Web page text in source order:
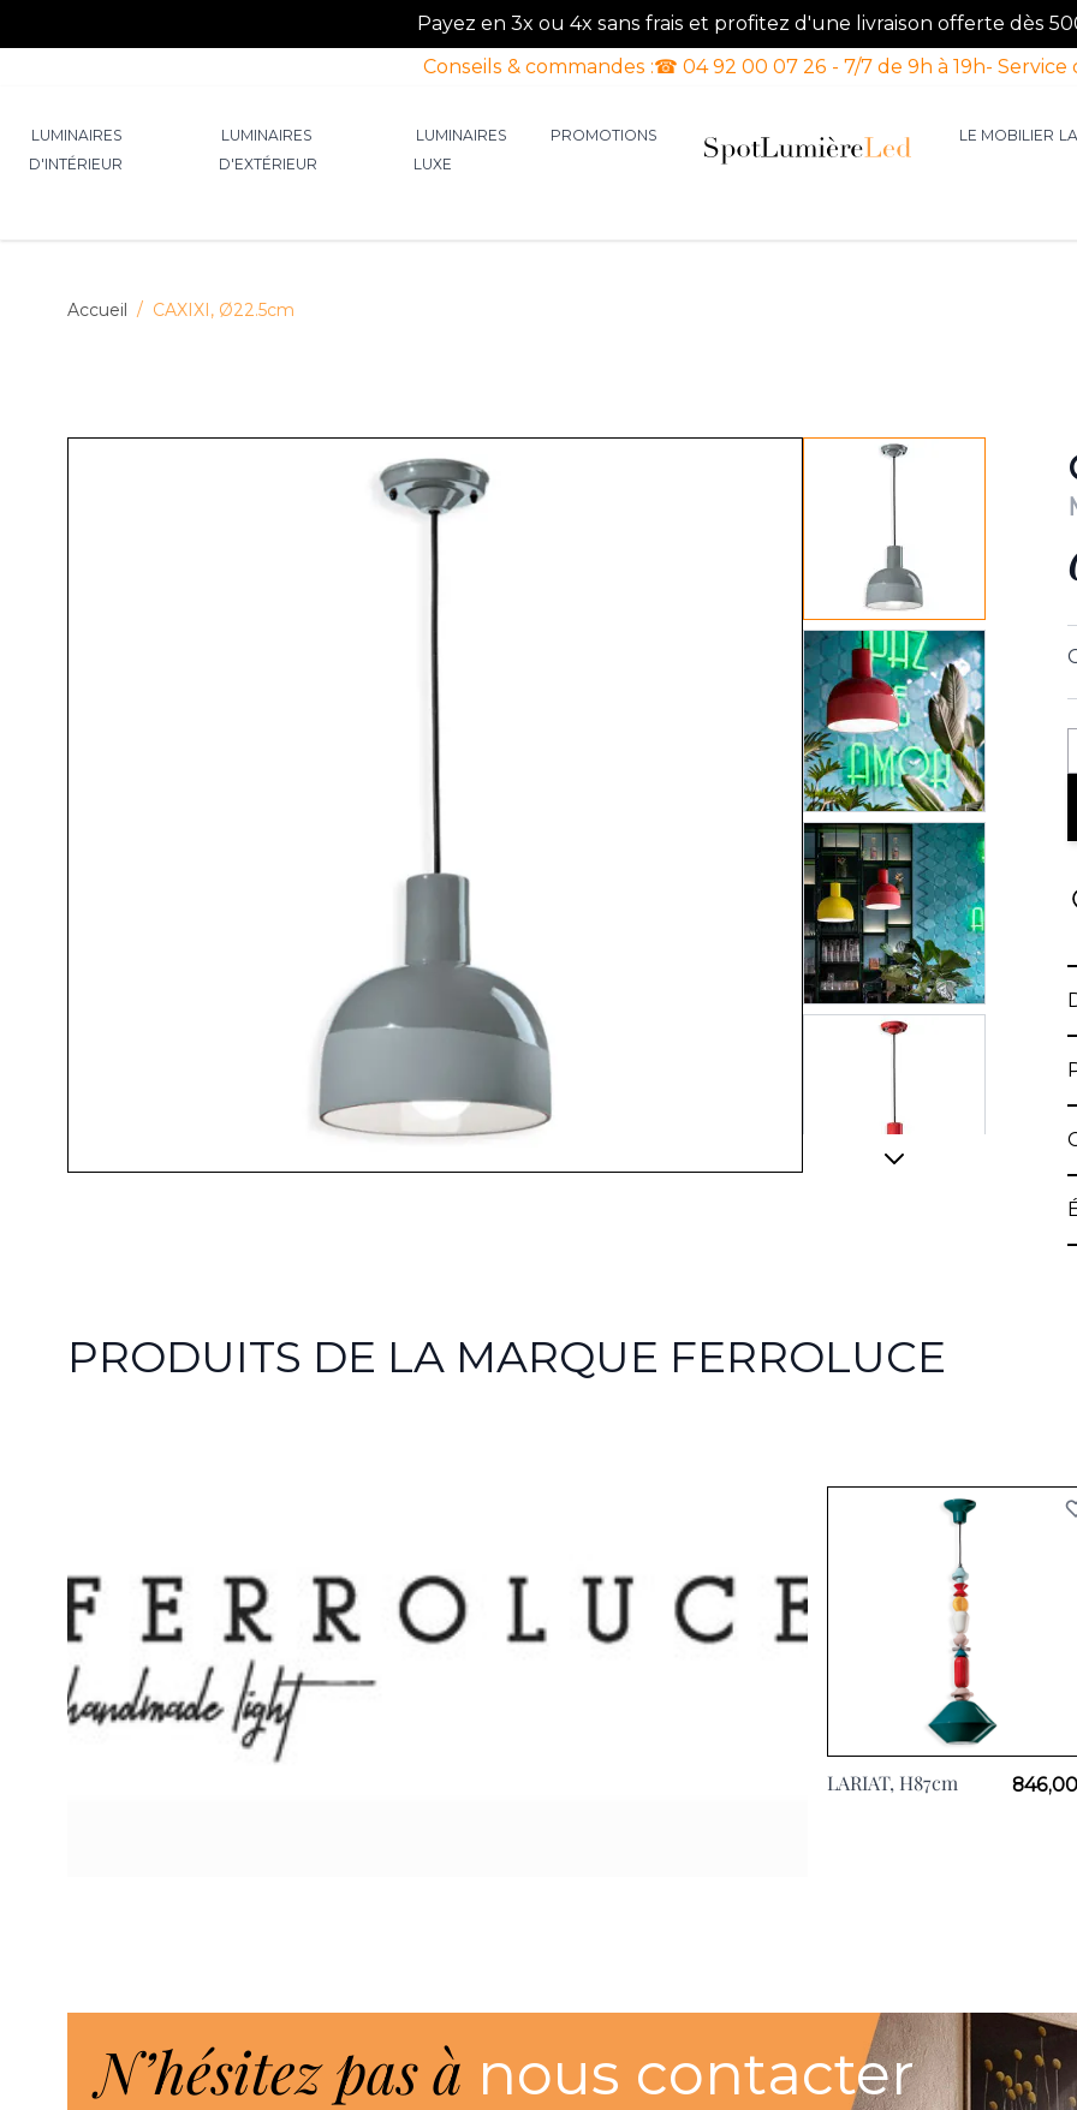
Payez en 3x ou 4x sans frais et profitez d'une livraison offerte dès
Conseils & commandes :☎ 04 92 00 07 26 - 7/7 de 9h à 19h-
LUMINAIRES
D'INTÉRIEUR
LUMINAIRES
D'EXTÉRIEUR
LUMINAIRES
LUXE
PROMOTIONS LE MOBILIER
Accueil / CAXIXI, Ø22.5cm
View larger image
View larger image
View larger image
View larger image
View larger image
PRODUITS DE LA MARQUE FERROLUCE
LARIAT, H87cm
N’hésitez pas à nous contacter